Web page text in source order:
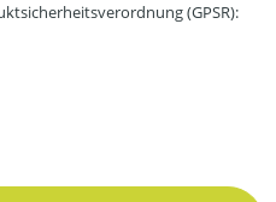
(GPSR):